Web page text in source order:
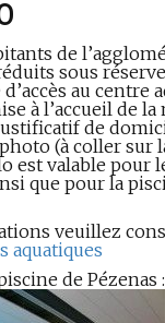
de
sous
au centre
à l’accueil de
de
(à coller sur
est valable pour
que pour la
veuillez
aquatiques
de Pézenas :